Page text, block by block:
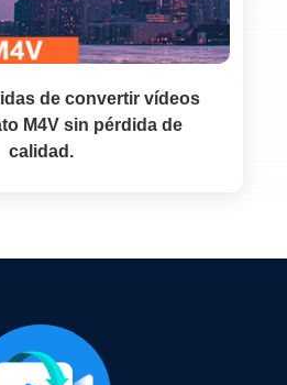
de convertir vídeos
M4V sin pérdida de
calidad.